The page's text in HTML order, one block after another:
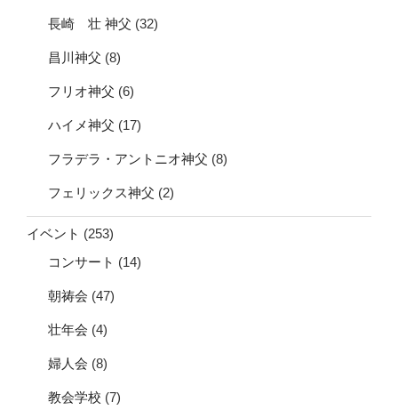
長崎 壮 神父 (32)
昌川神父 (8)
フリオ神父 (6)
ハイメ神父 (17)
フラデラ・アントニオ神父 (8)
フェリックス神父 (2)
イベント (253)
コンサート (14)
朝祷会 (47)
壮年会 (4)
婦人会 (8)
教会学校 (7)